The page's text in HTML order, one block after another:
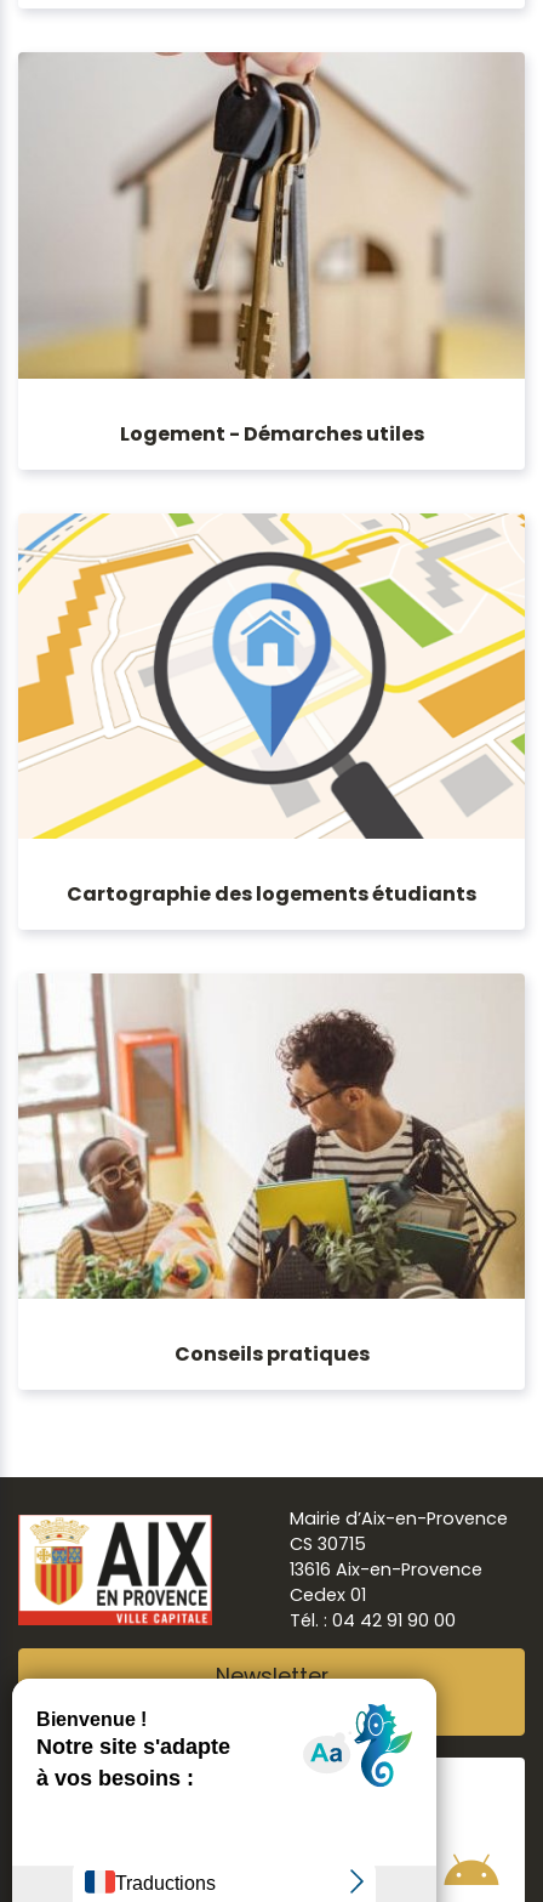
Logement - Démarches utiles
Cartographie des logements étudiants
Conseils pratiques
Mairie d’Aix-en-Provence
CS 30715
13616 Aix-en-Provence
Cedex 01
Tél. : 04 42 91 90 00
Newsletter
Suivre Aix ma ville